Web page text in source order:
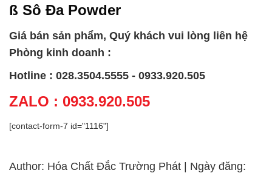
ß Sô Đa Powder
Giá bán sản phẩm, Quý khách vui lòng liên hệ
Phòng kinh doanh :
Hotline : 028.3504.5555 - 0933.920.505
ZALO : 0933.920.505
[contact-form-7 id="1116"]
Author: Hóa Chất Đắc Trường Phát | Ngày đăng: